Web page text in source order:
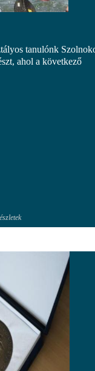
tanulónk
ahol a következő